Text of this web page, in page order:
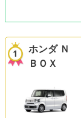
ホンダ Ｎ
ＢＯＸ